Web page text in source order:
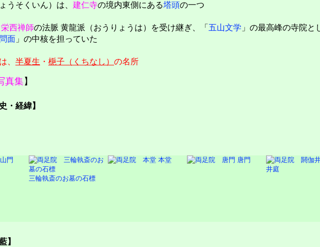
うそくいん）は、 建仁寺の境内東側にある塔頭の一つ
栄西禅師の法脈 黄龍派（おうりょうは）を受け継ぎ、「 五山文学 」の最高峰の寺院と
面 」の中核を担っていた
、 半夏生 ・ 梔子（くちなし） の名所
真集】
・経緯】
山門
三輪執斎のお墓の石標
本堂
唐門
井庭
】